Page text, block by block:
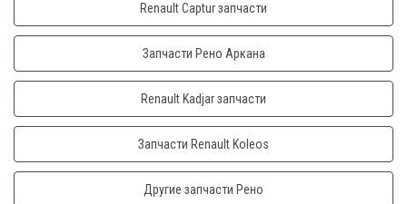
Renault Captur запчасти
Запчасти Рено Аркана
Renault Kadjar запчасти
Запчасти Renault Koleos
Другие запчасти Рено